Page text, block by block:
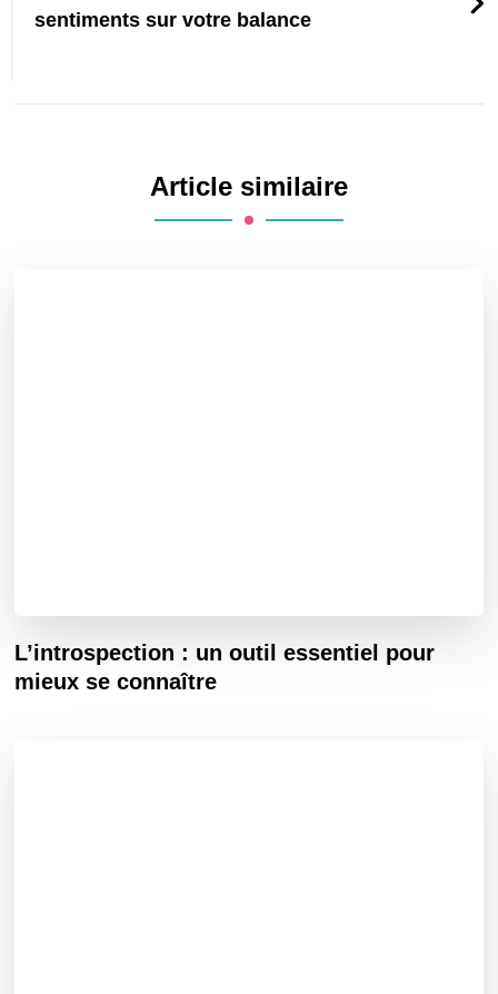
sentiments sur votre balance
Article similaire
L’introspection : un outil essentiel pour
mieux se connaître